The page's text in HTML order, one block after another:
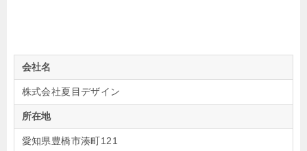
会社名
株式会社夏目デザイン
所在地
愛知県豊橋市湊町121